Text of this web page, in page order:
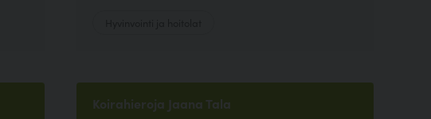
Koirahieroja Jaana Tala